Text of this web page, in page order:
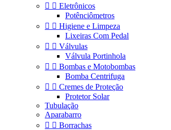
  Eletrônicos
Potênciômetros
  Higiene e Limpeza
Lixeiras Com Pedal
  Válvulas
Válvula Portinhola
  Bombas e Motobombas
Bomba Centrifuga
  Cremes de Proteção
Protetor Solar
Tubulação
Aparabarro
  Borrachas